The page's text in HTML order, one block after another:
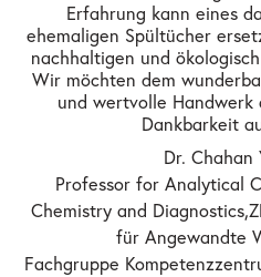
Erfahrung kann eines
ehemaligen Spültücher
nachhaltigen und
Wir möchten dem
und wertvolle
Dankbarkeit
Dr. Chahan
Professor for Analytical
Chemistry and Diagnostics,
für Angewandte
Fachgruppe